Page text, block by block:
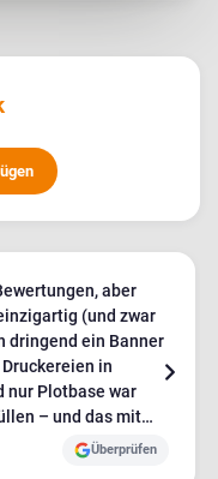
aber
(und zwar
in
nur Plotbase war
– und das mit
waren eher
Überprüfen